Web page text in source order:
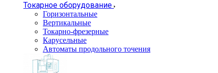
Токарное оборудование
Горизонтальные
Вертикальные
Токарно-фрезерные
Карусельные
Автоматы продольного точения